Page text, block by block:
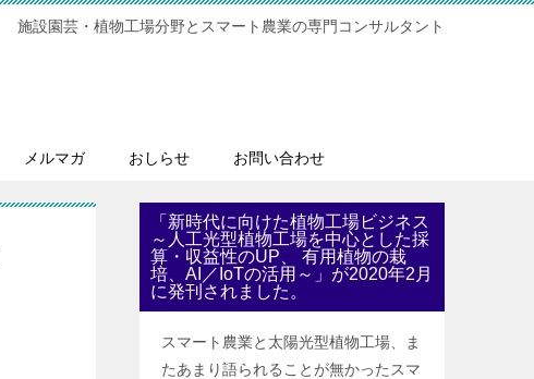
施設園芸・植物工場分野とスマート農業の専門コンサルタント
メルマガ おしらせ お問い合わせ
「新時代に向けた植物工場ビジネス
～人工光型植物工場を中心とした採
算・収益性のUP、 有用植物の栽
培、AI／IoTの活用～」が2020年2月
に発刊されました。
スマート農業と太陽光型植物工場、ま
たあまり語られることが無かったスマ